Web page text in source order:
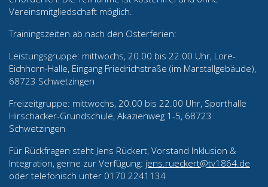
Vereinsmitgliedschaft möglich.
Trainingszeiten ab nach den Osterferien:
Leistungsgruppe: mittwochs, 20.00 bis 22.00 Uhr, Lore-
Eichhorn-Halle, Eingang Friedrichstraße (im Marstallgebäude),
68723 Schwetzingen
Freizeitgruppe: mittwochs, 20.00 bis 22.00 Uhr, Sporthalle
Hirschacker-Grundschule, Akazienweg 1-5, 68723
Schwetzingen
Für Rückfragen steht Jens Rückert, Vorstand Inklusion &
Integration, gerne zur Verfügung: jens.rueckert@tv1864.de
oder telefonisch unter 0170 2241134